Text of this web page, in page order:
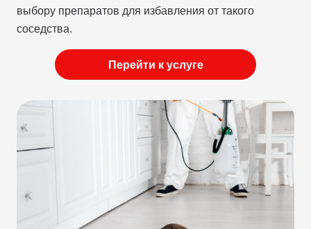
выбору препаратов для избавления от такого
соседства.
Перейти к услуге